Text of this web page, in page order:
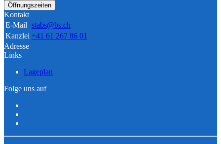
Öffnungszeiten
Kontakt
E-Mail stabs@bs.ch
Kanzlei +41 61 267 86 01
Adresse
Links
Lageplan
Folge uns auf